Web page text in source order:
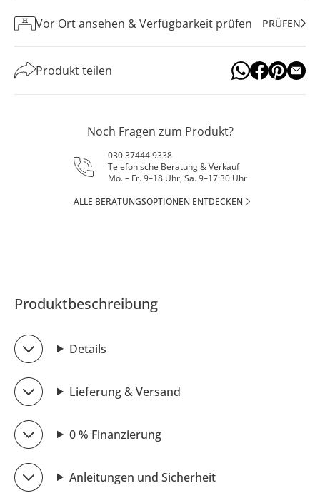
Vor Ort ansehen & Verfügbarkeit prüfen PRÜFEN
Produkt teilen
Noch Fragen zum Produkt?
030 37444 9338
Telefonische Beratung & Verkauf
Mo. – Fr. 9–18 Uhr, Sa. 9–17:30 Uhr
ALLE BERATUNGSOPTIONEN ENTDECKEN
Produktbeschreibung
Details
Lieferung & Versand
0 % Finanzierung
Anleitungen und Sicherheit